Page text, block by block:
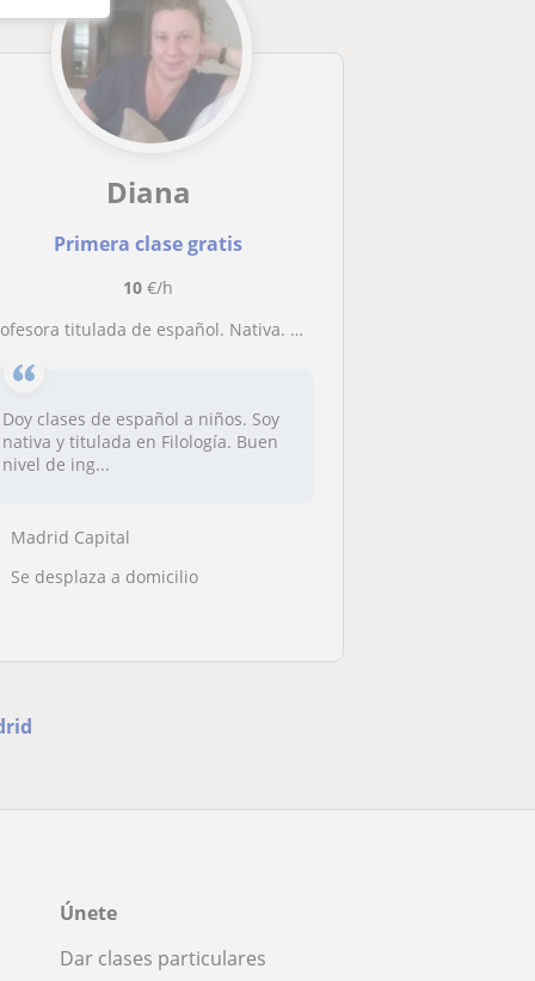
Diana
Primera clase gratis
10 €/h
titulada de español. Nativa. Clases a niños y adolescentes
Doy clases de español a niños. Soy
nativa y titulada en Filología. Buen
nivel de ing...
Madrid Capital
Se desplaza a domicilio
Únete
Dar clases particulares